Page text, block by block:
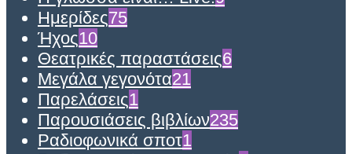
Ημερίδες75
Ήχος10
Θεατρικές παραστάσεις6
Μεγάλα γεγονότα21
Παρελάσεις1
Παρουσιάσεις βιβλίων235
Ραδιοφωνικά σποτ1